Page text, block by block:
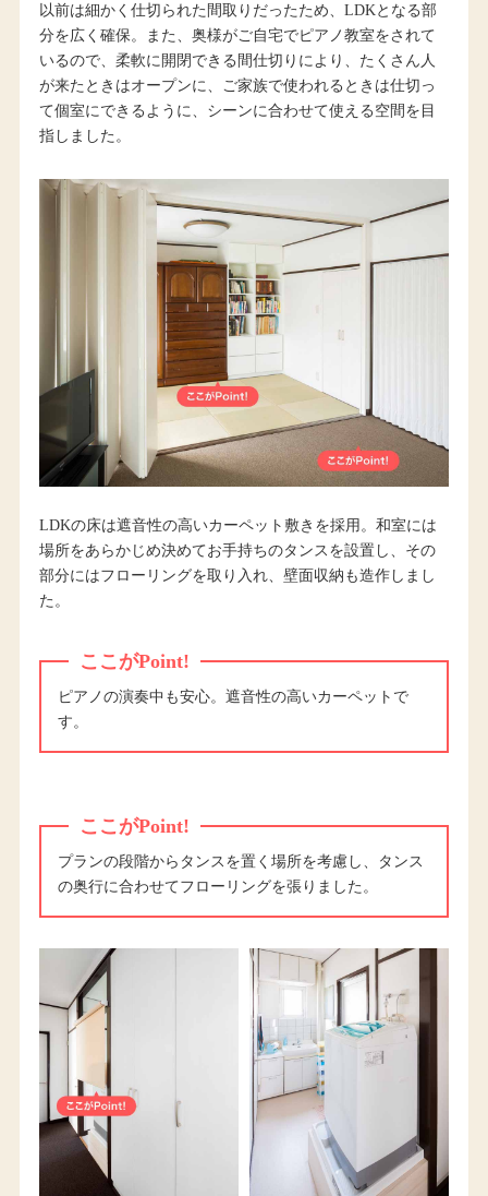
以前は細かく仕切られた間取りだったため、LDKとなる部
分を広く確保。また、奥様がご自宅でピアノ教室をされて
いるので、柔軟に開閉できる間仕切りにより、たくさん人
が来たときはオープンに、ご家族で使われるときは仕切っ
て個室にできるように、シーンに合わせて使える空間を目
指しました。
LDKの床は遮音性の高いカーペット敷きを採用。和室には
場所をあらかじめ決めてお手持ちのタンスを設置し、その
部分にはフローリングを取り入れ、壁面収納も造作しまし
た。
ここがPoint!
ピアノの演奏中も安心。遮音性の高いカーペットで
す。
ここがPoint!
プランの段階からタンスを置く場所を考慮し、タンス
の奥行に合わせてフローリングを張りました。